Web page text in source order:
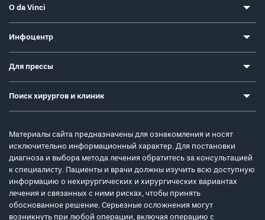
О da Vinci
Инфоцентр
Для прессы
Поиск хирургов и клиник
Материалы сайта предназначены для ознакомления и носят
исключительно информационный характер. Для постановки
диагноза и выбора метода лечения обратитесь за консультацией
к специалисту. Пациенты и врачи должны изучить всю доступную
информацию о нехирургических и хирургических вариантах
лечения и связанных с ними рисках, чтобы принять
обоснованное решение. Серьезные осложнения могут
возникнуть при любой операции, включая операцию с